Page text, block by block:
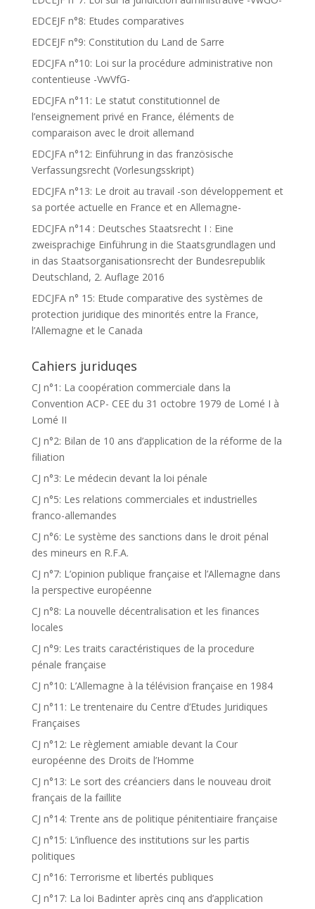
EDCEJF n°8: Etudes comparatives
EDCEJF n°9: Constitution du Land de Sarre
EDCJFA n°10: Loi sur la procédure administrative non
contentieuse -VwVfG-
EDCJFA n°11: Le statut constitutionnel de
l’enseignement privé en France, éléments de
comparaison avec le droit allemand
EDCJFA n°12: Einführung in das französische
Verfassungsrecht (Vorlesungsskript)
EDCJFA n°13: Le droit au travail -son développement et
sa portée actuelle en France et en Allemagne-
EDCJFA n°14 : Deutsches Staatsrecht I : Eine
zweisprachige Einführung in die Staatsgrundlagen und
in das Staatsorganisationsrecht der Bundesrepublik
Deutschland, 2. Auflage 2016
EDCJFA n° 15: Etude comparative des systèmes de
protection juridique des minorités entre la France,
l’Allemagne et le Canada
Cahiers juriduqes
CJ n°1: La coopération commerciale dans la
Convention ACP- CEE du 31 octobre 1979 de Lomé I à
Lomé II
CJ n°2: Bilan de 10 ans d’application de la réforme de la
filiation
CJ n°3: Le médecin devant la loi pénale
CJ n°5: Les relations commerciales et industrielles
franco-allemandes
CJ n°6: Le système des sanctions dans le droit pénal
des mineurs en R.F.A.
CJ n°7: L’opinion publique française et l’Allemagne dans
la perspective européenne
CJ n°8: La nouvelle décentralisation et les finances
locales
CJ n°9: Les traits caractéristiques de la procedure
pénale française
CJ n°10: L’Allemagne à la télévision française en 1984
CJ n°11: Le trentenaire du Centre d’Etudes Juridiques
Françaises
CJ n°12: Le règlement amiable devant la Cour
européenne des Droits de l’Homme
CJ n°13: Le sort des créanciers dans le nouveau droit
français de la faillite
CJ n°14: Trente ans de politique pénitentiaire française
CJ n°15: L’influence des institutions sur les partis
politiques
CJ n°16: Terrorisme et libertés publiques
CJ n°17: La loi Badinter après cinq ans d’application